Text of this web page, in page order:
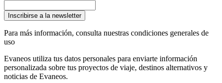
Inscribirse a la newsletter
Para más información, consulta nuestras condiciones generales de
uso
Evaneos utiliza tus datos personales para enviarte información
personalizada sobre tus proyectos de viaje, destinos alternativos y
noticias de Evaneos.